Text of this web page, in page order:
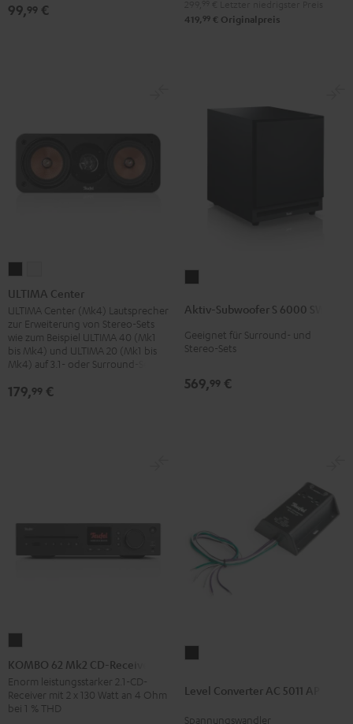
99,99 €
419, 99 € Originalpreis
Center
Schwarz
Center
Weiß
ULTIMA Center
ULTIMA Center (Mk4) Lautsprecher
zur Erweiterung von Stereo-Sets
wie zum Beispiel ULTIMA 40 (Mk1
bis Mk4) und ULTIMA 20 (Mk1 bis
Mk4) auf 3.1- oder Surround-Sets
179,99 €
S
6000
SW
Aktiv-Subwoofer S 6000 SW
Geeignet für Surround- und
Stereo-Sets
569,99 €
62
Mk2
CD-
Receiver
KOMBO 62 Mk2 CD-Receiver
Enorm leistungsstarker 2.1-CD-
Receiver mit 2 x 130 Watt an 4 Ohm
bei 1 % THD
AC
Level Converter AC 5011 AP
Spannungswandler